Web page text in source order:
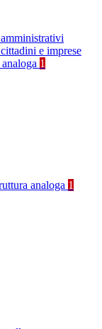
e imprese
1
analoga 1